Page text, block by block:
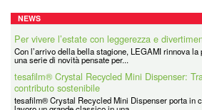
NEWS
Per vivere l’estate con leggerezza e
Con l’arrivo della bella stagione, LEGAMI rinnova
una serie di novità pensate per...
tesafilm® Crystal Recycled Mini Dispenser:
contributo sostenibile
tesafilm® Crystal Recycled Mini Dispenser porta in